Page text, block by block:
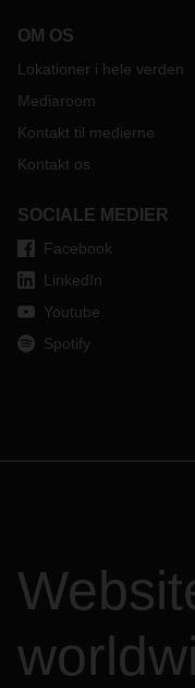
OM OS
Lokationer i hele verden
Mediaroom
Kontakt til medierne
Kontakt os
SOCIALE MEDIER
Facebook
LinkedIn
Youtube
Spotify